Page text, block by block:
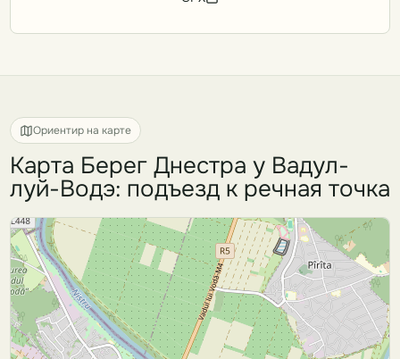
Ориентир на карте
Карта Берег Днестра у Вадул-
луй-Водэ: подъезд к речная точка